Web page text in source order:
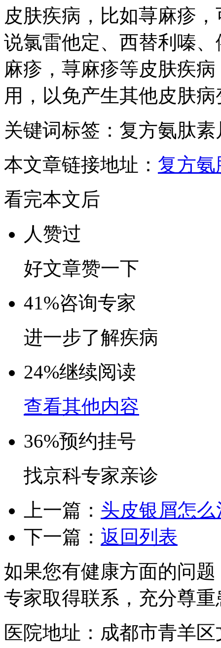
皮肤疾病，比如荨麻疹
说氯雷他定、西替利嗪
麻疹，荨麻疹等皮肤疾
用，以免产生其他皮肤病
关键词标签：复方氨肽
本文章链接地址： 复方
看完本文后
人赞过
好文章赞一下
41%咨询专家
进一步了解疾病
24%继续阅读
查看其他内容
36%预约挂号
找京科专家亲诊
上一篇： 头皮银屑怎么
下一篇： 返回列表
如果您有健康方面的问
专家取得联系，充分尊
医院地址：成都市青羊